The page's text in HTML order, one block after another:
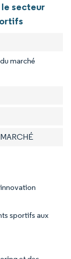
secteur
marché
sportifs aux